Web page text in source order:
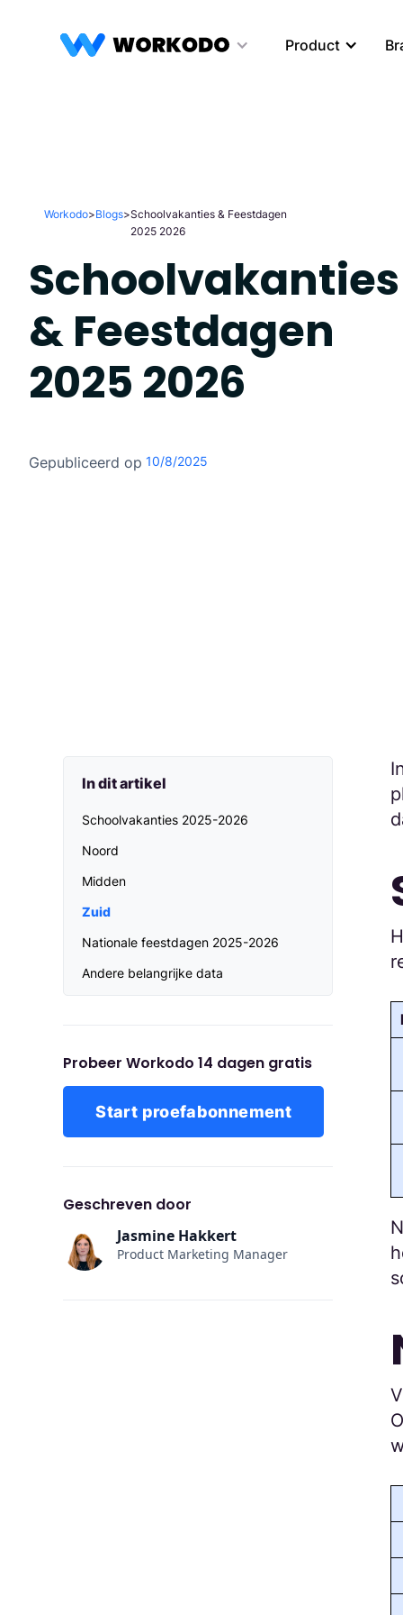
Product
Workodo>Blogs>Schoolvakanties & Feestdagen
2025 2026
Schoolvakanties
& Feestdagen
2025 2026
Gepubliceerd op 10/8/2025
In dit artikel
Schoolvakanties 2025-2026
Noord
Midden
Zuid
Nationale feestdagen 2025-2026
Andere belangrijke data
Probeer Workodo 14 dagen gratis
Start proefabonnement
Geschreven door
Jasmine Hakkert
Product Marketing Manager